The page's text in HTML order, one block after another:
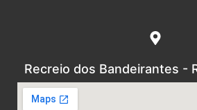
Recreio dos Bandeirantes -